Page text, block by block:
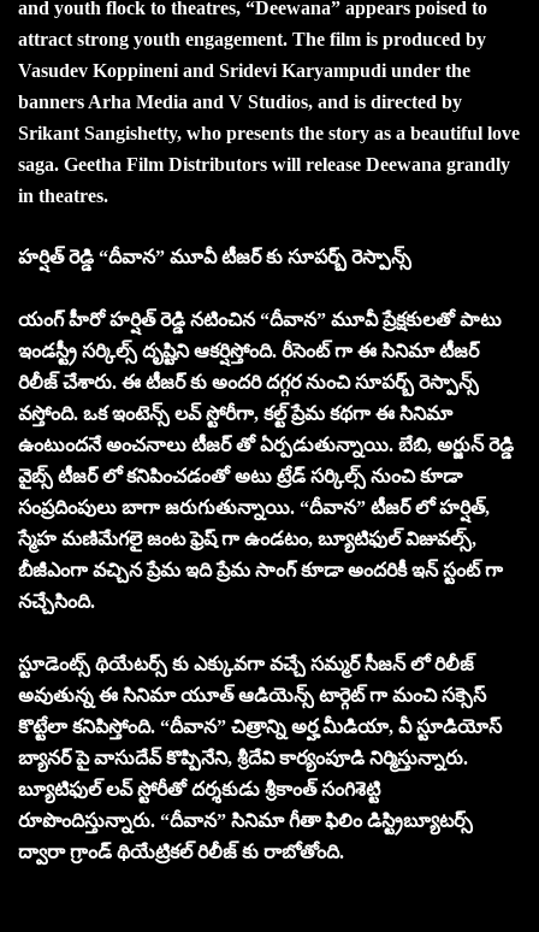
and youth flock to theatres, “Deewana” appears poised to
attract strong youth engagement. The film is produced by
Vasudev Koppineni and Sridevi Karyampudi under the
banners Arha Media and V Studios, and is directed by
Srikant Sangishetty, who presents the story as a beautiful love
saga. Geetha Film Distributors will release Deewana grandly
in theatres.
హర్షిత్ రెడ్డి “దీవాన” మూవీ టీజర్ కు సూపర్బ్ రెస్పాన్స్
యంగ్ హీరో హర్షిత్ రెడ్డి నటించిన “దీవాన” మూవీ ప్రేక్షకులతో పాటు
ఇండస్ట్రీ సర్కిల్స్ దృష్టిని ఆకర్షిస్తోంది. రీసెంట్ గా ఈ సినిమా టీజర్
రిలీజ్ చేశారు. ఈ టీజర్ కు అందరి దగ్గర నుంచి సూపర్బ్ రెస్పాన్స్
వస్తోంది. ఒక ఇంటెన్స్ లవ్ స్టోరీగా, కల్ట్ ప్రేమ కథగా ఈ సినిమా
ఉంటుందనే అంచనాలు టీజర్ తో ఏర్పడుతున్నాయి. బేబి, అర్జున్ రెడ్డి
వైబ్స్ టీజర్ లో కనిపించడంతో అటు ట్రేడ్ సర్కిల్స్ నుంచి కూడా
సంప్రదింపులు బాగా జరుగుతున్నాయి. “దీవాన” టీజర్ లో హర్షిత్,
స్మేహ మణిమేగలై జంట ఫ్రెష్ గా ఉండటం, బ్యూటిఫుల్ విజువల్స్,
బీజీఎంగా వచ్చిన ప్రేమ ఇది ప్రేమ సాంగ్ కూడా అందరికీ ఇన్ స్టంట్ గా
నచ్చేసింది.
స్టూడెంట్స్ థియేటర్స్ కు ఎక్కువగా వచ్చే సమ్మర్ సీజన్ లో రిలీజ్
అవుతున్న ఈ సినిమా యూత్ ఆడియెన్స్ టార్గెట్ గా మంచి సక్సెస్
కొట్టేలా కనిపిస్తోంది. “దీవాన” చిత్రాన్ని అర్హ మీడియా, వీ స్టూడియోస్
బ్యానర్ పై వాసుదేవ్ కొప్పినేని, శ్రీదేవి కార్యంపూడి నిర్మిస్తున్నారు.
బ్యూటిఫుల్ లవ్ స్టోరీతో దర్శకుడు శ్రీకాంత్ సంగిశెట్టి
రూపొందిస్తున్నారు. “దీవాన” సినిమా గీతా ఫిలిం డిస్ట్రిబ్యూటర్స్
ద్వారా గ్రాండ్ థియేట్రికల్ రిలీజ్ కు రాబోతోంది.